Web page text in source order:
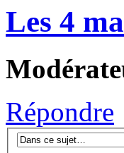
Les 4
Répondre